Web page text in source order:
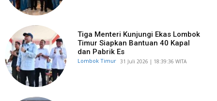
Tiga Menteri Kunjungi Ekas Lombok
Timur Siapkan Bantuan 40 Kapal
dan Pabrik Es
Lombok Timur ​31 Juli 2026 | 18:39:36 WITA